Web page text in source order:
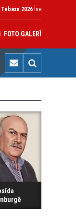
Tebaxe 2026 Îne
FOTO GALERÎ
girîng e û